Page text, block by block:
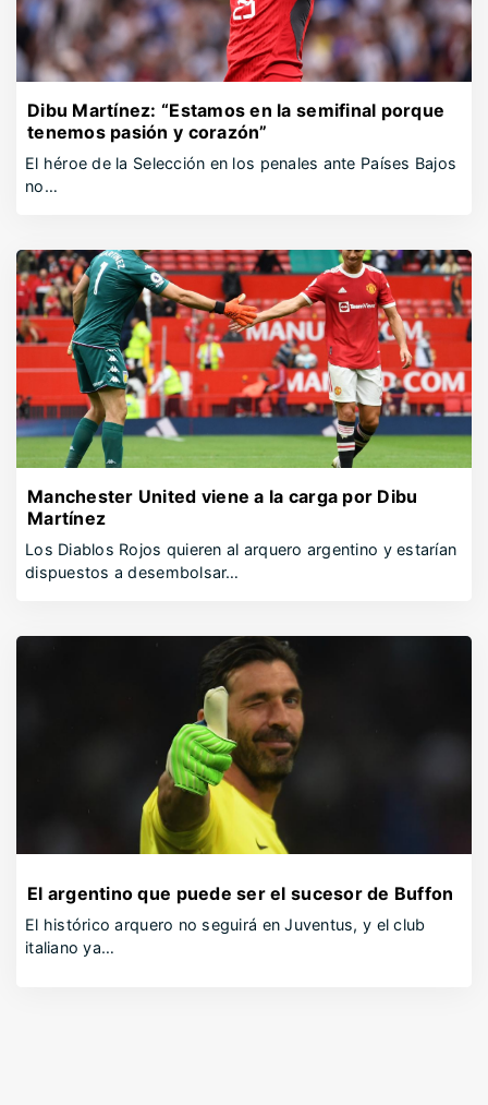
Dibu Martínez: “Estamos en la semifinal porque
tenemos pasión y corazón”
El héroe de la Selección en los penales ante Países Bajos
no…
Manchester United viene a la carga por Dibu
Martínez
Los Diablos Rojos quieren al arquero argentino y estarían
dispuestos a desembolsar…
El argentino que puede ser el sucesor de Buffon
El histórico arquero no seguirá en Juventus, y el club
italiano ya…